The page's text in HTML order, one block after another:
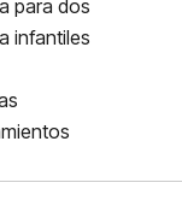
para dos
infantiles